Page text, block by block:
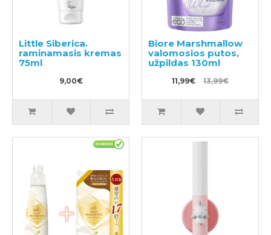
Little Siberica.
raminamasis kremas
75ml
9,00€
Biore Marshmallow
valomosios putos,
užpildas 130ml
11,99€ 13,99€